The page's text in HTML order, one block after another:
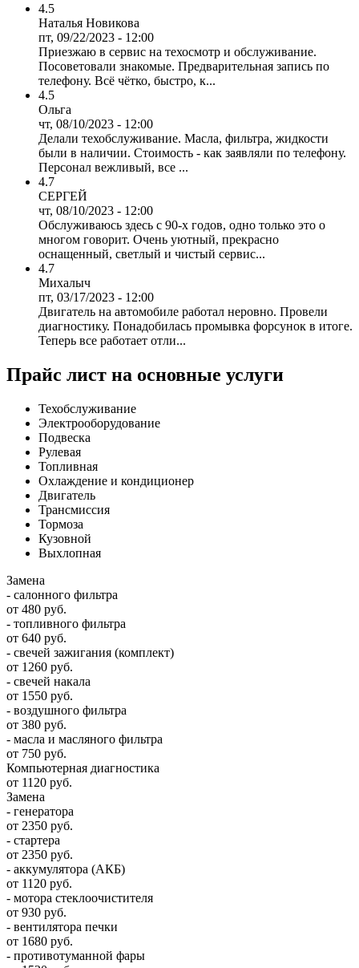
4.5
Наталья Новикова
пт, 09/22/2023 - 12:00
Приезжаю в сервис на техосмотр и обслуживание.
Посоветовали знакомые. Предварительная запись по
телефону. Всё чётко, быстро, к...
4.5
Ольга
чт, 08/10/2023 - 12:00
Делали техобслуживание. Масла, фильтра, жидкости
были в наличии. Стоимость - как заявляли по телефону.
Персонал вежливый, все ...
4.7
СЕРГЕЙ
чт, 08/10/2023 - 12:00
Обслуживаюсь здесь с 90-х годов, одно только это о
многом говорит. Очень уютный, прекрасно
оснащенный, светлый и чистый сервис...
4.7
Михалыч
пт, 03/17/2023 - 12:00
Двигатель на автомобиле работал неровно. Провели
диагностику. Понадобилась промывка форсунок в итоге.
Теперь все работает отли...
Прайс лист на основные услуги
Техобслуживание
Электрооборудование
Подвеска
Рулевая
Топливная
Охлаждение и кондиционер
Двигатель
Трансмиссия
Тормоза
Кузовной
Выхлопная
Замена
- салонного фильтра
от 480 руб.
- топливного фильтра
от 640 руб.
- свечей зажигания (комплект)
от 1260 руб.
- свечей накала
от 1550 руб.
- воздушного фильтра
от 380 руб.
- масла и масляного фильтра
от 750 руб.
Компьютерная диагностика
от 1120 руб.
Замена
- генератора
от 2350 руб.
- стартера
от 2350 руб.
- аккумулятора (АКБ)
от 1120 руб.
- мотора стеклоочистителя
от 930 руб.
- вентилятора печки
от 1680 руб.
- противотуманной фары